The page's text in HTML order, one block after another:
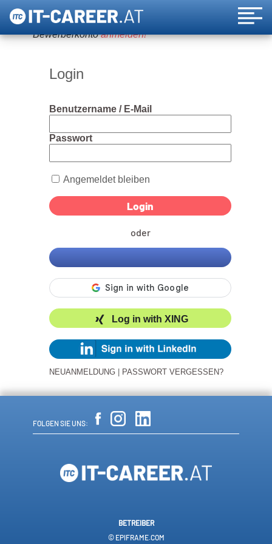
Um diese Funktion nutzen zu können, bitte ein
Bewerberkontoanmelden!
Login
Benutzername / E-Mail
Passwort
Angemeldet bleiben
oder
Log in with XING
NEUANMELDUNG PASSWORT VERGESSEN?
FOLGEN SIE UNS:
BETREIBER
© EPIFRAME.COM